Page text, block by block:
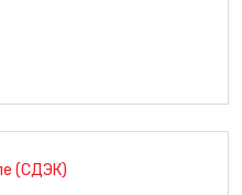
(СДЭК)